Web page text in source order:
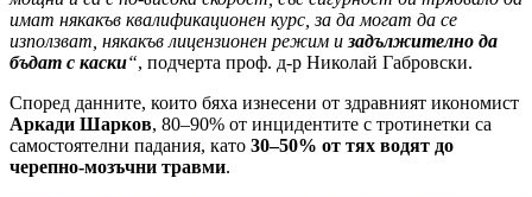
имат някакъв квалификационен курс, за да могат да се
използват, някакъв лицензионен режим и задължително да
бъдат с каски“, подчерта проф. д-р Николай Габровски.
Според данните, които бяха изнесени от здравният икономист
Аркади Шарков, 80–90% от инцидентите с тротинетки са
самостоятелни падания, като 30–50% от тях водят до
черепно-мозъчни травми.